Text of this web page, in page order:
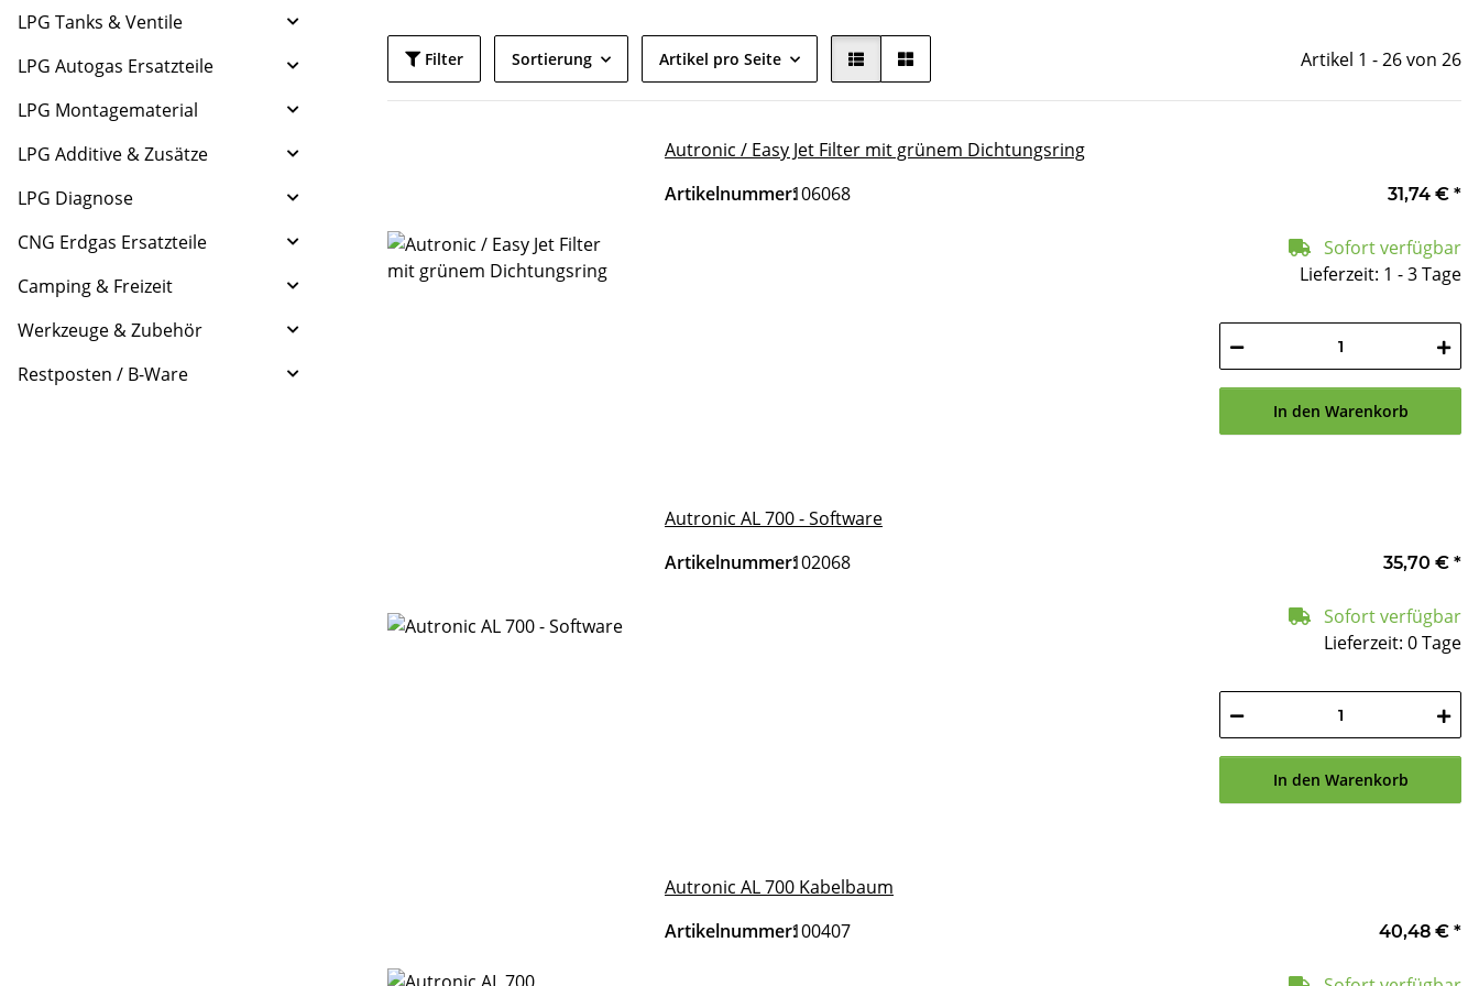
Filter Sortierung Artikel pro Seite Artikel 1 - 26 von 26
Autronic / Easy Jet Filter mit grünem Dichtungsring
Artikelnummer:106068 31,74 € *
Sofort verfügbar
Lieferzeit: 1 - 3 Tage
In den Warenkorb
Autronic AL 700 - Software
Artikelnummer:102068 35,70 € *
Sofort verfügbar
Lieferzeit: 0 Tage
In den Warenkorb
Autronic AL 700 Kabelbaum
Artikelnummer:100407 40,48 € *
LPG Tanks & Ventile
LPG Autogas Ersatzteile
LPG Montagematerial
LPG Additive & Zusätze
LPG Diagnose
CNG Erdgas Ersatzteile
Camping & Freizeit
Werkzeuge & Zubehör
Restposten / B-Ware